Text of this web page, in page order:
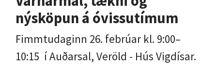
nýsköpun á óvissutímum
Fimmtudaginn 26. febrúar kl. 9:00–
10:15 í Auðarsal, Veröld - Hús Vigdísar.